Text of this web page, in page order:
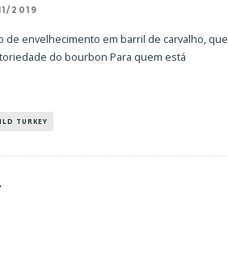
2019
de envelhecimento em barril de carvalho, que
do bourbon Para quem está
TURKEY